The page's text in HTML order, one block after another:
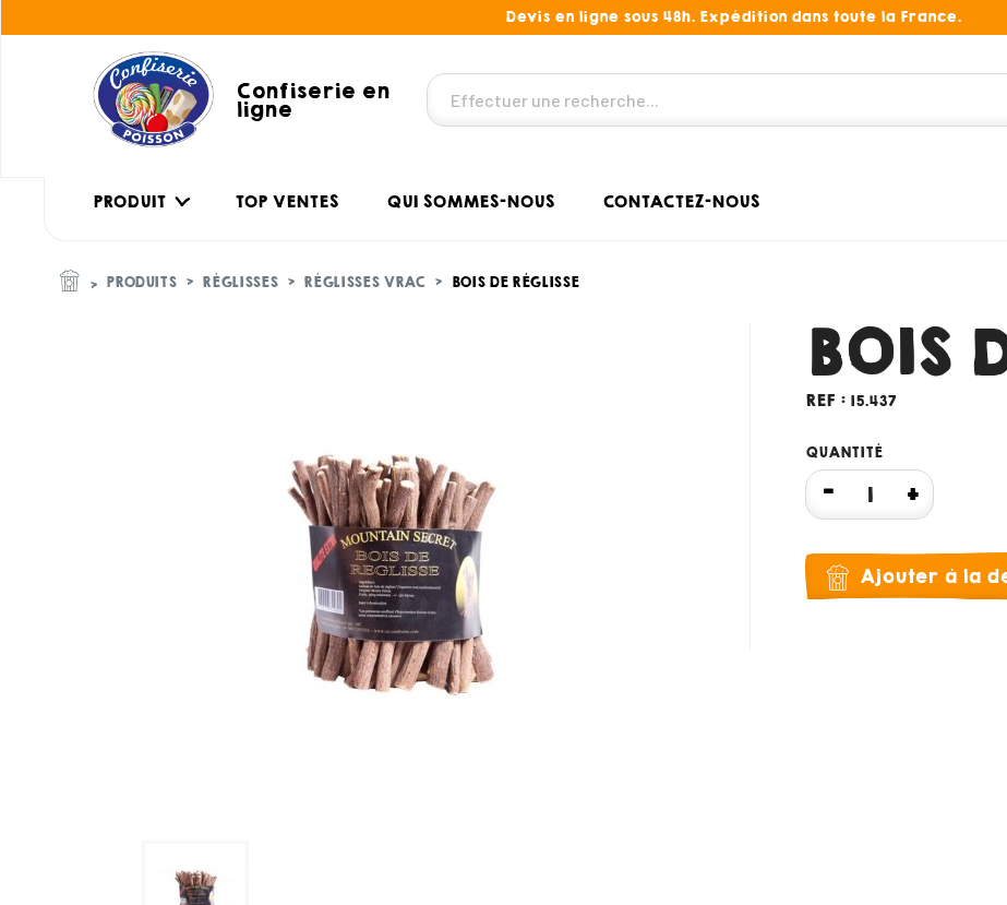
Devis en ligne sous 48h. Expédition dans toute la France.
Confiserie en
ligne
PRODUIT TOP VENTES QUI SOMMES-NOUS CONTACTEZ-NOUS
PRODUITS RÉGLISSES RÉGLISSES VRAC BOIS DE RÉGLISSE
BOIS
REF : 15.437
QUANTITÉ
Ajouter à la